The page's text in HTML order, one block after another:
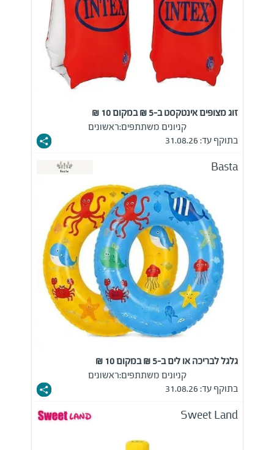
זוג מצופים אינטקסט ב-5 ₪ במקום 10 ₪
קניונים משתתפים:ראשונים
בתוקף עד: 31.08.26
Basta
גלגל לבריכה או לים ב-5 ₪ במקום 10 ₪
קניונים משתתפים:ראשונים
בתוקף עד: 31.08.26
Sweet Land